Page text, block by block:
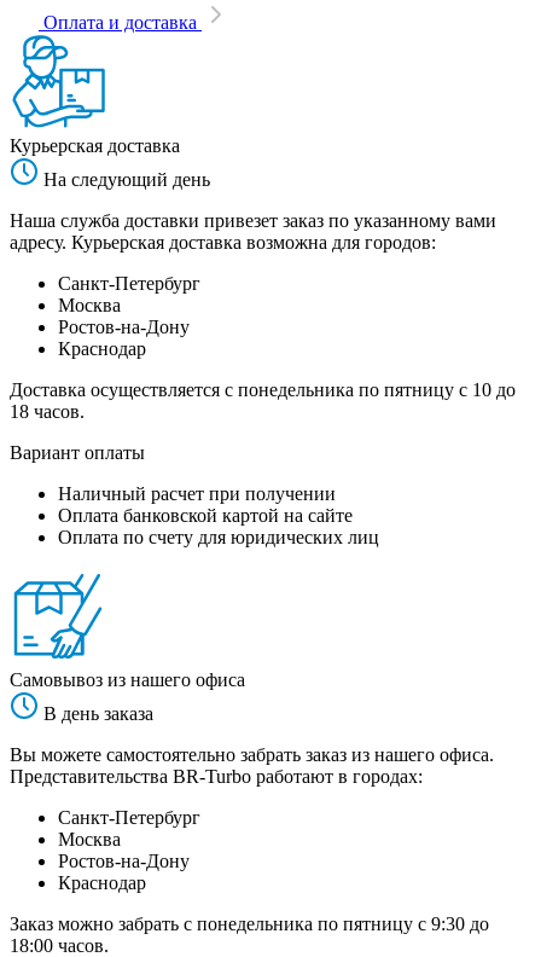
Оплата и доставка
Курьерская доставка
На следующий день
Наша служба доставки привезет заказ по указанному вами
адресу. Курьерская доставка возможна для городов:
Санкт-Петербург
Москва
Ростов-на-Дону
Краснодар
Доставка осуществляется с понедельника по пятницу с 10 до
18 часов.
Вариант оплаты
Наличный расчет при получении
Оплата банковской картой на сайте
Оплата по счету для юридических лиц
Самовывоз из нашего офиса
В день заказа
Вы можете самостоятельно забрать заказ из нашего офиса.
Представительства BR-Turbo работают в городах:
Санкт-Петербург
Москва
Ростов-на-Дону
Краснодар
Заказ можно забрать с понедельника по пятницу с 9:30 до
18:00 часов.